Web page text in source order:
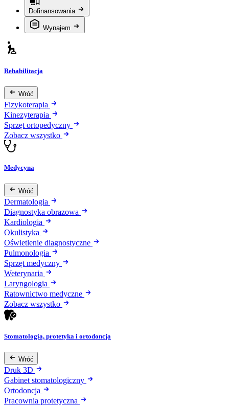
Dofinansowania
Wynajem
Rehabilitacja
Wróć
Fizykoterapia
Kinezyterapia
Sprzęt ortopedyczny
Zobacz wszystko
Medycyna
Wróć
Dermatologia
Diagnostyka obrazowa
Kardiologia
Okulistyka
Oświetlenie diagnostyczne
Pulmonologia
Sprzęt medyczny
Weterynaria
Laryngologia
Ratownictwo medyczne
Zobacz wszystko
Stomatologia, protetyka i ortodoncja
Wróć
Druk 3D
Gabinet stomatologiczny
Ortodoncja
Pracownia protetyczna